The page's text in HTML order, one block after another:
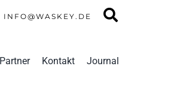
INFO@WASKEY.DE
Partner Kontakt Journal